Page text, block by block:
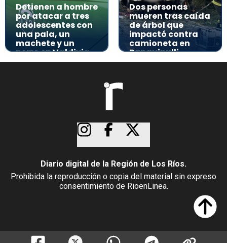
Detienen a hombre
por atacar a tres
adolescentes con
una pala, un
machete y un
perro en Valdivia
Dos personas
mueren tras caída
de árbol que
impactó contra
camioneta en
Panguipulli
Diario digital de la Región de Los Ríos.
Prohibida la reproducción o copia del material sin expreso
consentimiento de RioenLinea.